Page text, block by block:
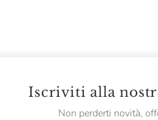
Per informazioni scrivere a
Iscriviti alla
Non perderti novità,